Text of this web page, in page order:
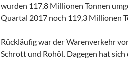
wurden 117,8 Millionen Tonnen
Quartal 2017 noch 119,3 Millionen
Rückläufig war der Warenverkehr
Schrott und Rohöl. Dagegen hat sich